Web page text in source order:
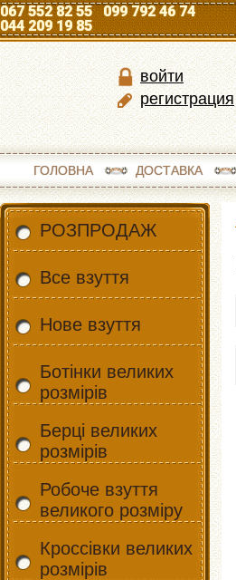
067 552 82 55 099 792 46 74
044 209 19 85
войти
регистрация
ГОЛОВНА ДОСТАВКА
РОЗПРОДАЖ
Все взуття
Нове взуття
Ботінки великих
розмірів
Берці великих
розмірів
Робоче взуття
великого розміру
Кроссівки великих
розмірів